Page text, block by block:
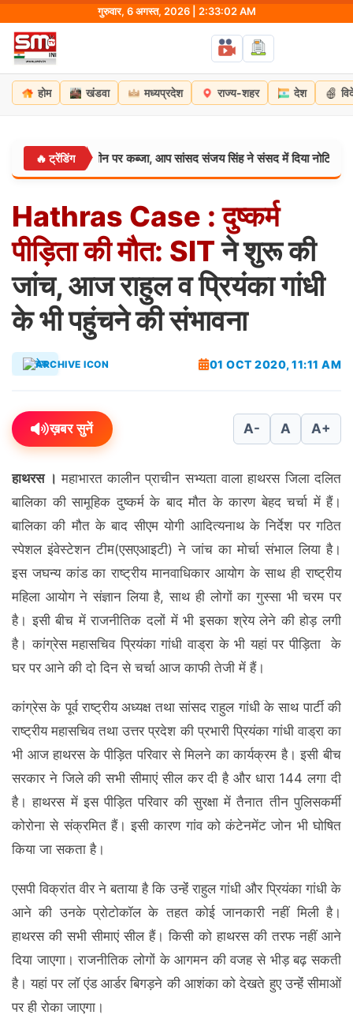
content
गुरुवार, 6 अगस्त, 2026 | 2:33:04 AM
होम खंडवा मध्यप्रदेश राज्य-शहर देश
🔥 ट्रेंडिंग
की जमीन पर कब्जा, आप सांसद संजय सिंह ने संसद में दिया नोटिस देश: राहुल
Hathras Case : दुष्कर्म
पीड़िताकीमौत: SITने शुरू की
जांच, आज राहुल व प्रियंका गांधी
के भी पहुंचने की संभावना
देश 01 OCT 2020, 11:11 AM
ख़बर सुनें A- A A+
हाथरस ।महाभारत कालीन प्राचीन सभ्यता वाला हाथरस जिला दलित
बालिका की सामूहिक दुष्कर्म के बाद मौत के कारण बेहद चर्चा में हैं।
बालिका की मौत के बाद सीएम योगी आदित्यनाथ के निर्देश पर गठित
स्पेशल इंवेस्टेशन टीम(एसएआइटी) ने जांच का मोर्चा संभाल लिया है।
इस जघन्य कांड का राष्ट्रीय मानवाधिकार आयोग के साथ ही राष्ट्रीय
महिला आयोग ने संज्ञान लिया है, साथ ही लोगों का गुस्सा भी चरम पर
है। इसी बीच में राजनीतिक दलों में भी इसका श्रेय लेने की होड़ लगी
है। कांग्रेस महासचिव प्रियंका गांधी वाड्रा के भी यहां पर पीड़िता के
घर पर आने की दो दिन से चर्चा आज काफी तेजी में हैं।
कांग्रेस के पूर्व राष्ट्रीय अध्यक्ष तथा सांसद राहुल गांधी के साथ पार्टी की
राष्ट्रीय महासचिव तथा उत्तर प्रदेश की प्रभारी प्रियंका गांधी वाड्रा का
भी आज हाथरस के पीड़ित परिवार से मिलने का कार्यक्रम है। इसी बीच
सरकार ने जिले की सभी सीमाएं सील कर दी है और धारा 144 लगा दी
है। हाथरस में इस पीड़ित परिवार की सुरक्षा में तैनात तीन पुलिसकर्मी
कोरोना से संक्रमित हैं। इसी कारण गांव को कंटेनमेंट जोन भी घोषित
किया जा सकता है।
एसपी विक्रांत वीर ने बताया है कि उन्हेंं राहुल गांधी और प्रियंका गांधी के
आने की उनके प्रोटोकॉल के तहत कोई जानकारी नहीं मिली है।
हाथरस की सभी सीमाएं सील हैं। किसी को हाथरस की तरफ नहीं आने
दिया जाएगा। राजनीतिक लोगों के आगमन की वजह से भीड़ बढ़ सकती
है। यहां पर लॉ एंड आर्डर बिगड़ने की आशंका को देखते हुए उन्हेंं सीमाओं
पर ही रोका जाएगा।